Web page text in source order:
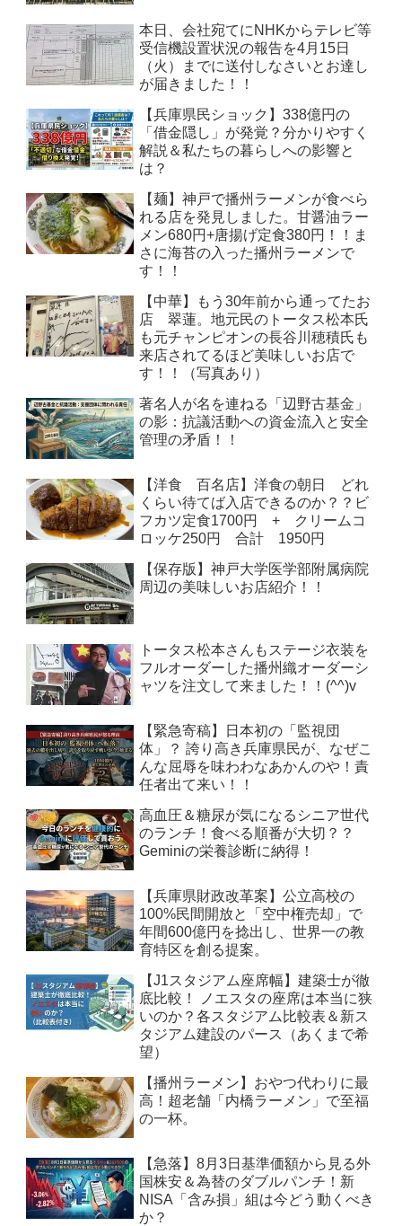
本日、会社宛てにNHKからテレビ等
受信機設置状況の報告を4月15日
（火）までに送付しなさいとお達し
が届きました！！
【兵庫県民ショック】338億円の
「借金隠し」が発覚？分かりやすく
解説＆私たちの暮らしへの影響と
は？
【麺】神戸で播州ラーメンが食べら
れる店を発見しました。甘醤油ラー
メン680円+唐揚げ定食380円！！ま
さに海苔の入った播州ラーメンで
す！！
【中華】もう30年前から通ってたお
店 翠蓮。地元民のトータス松本氏
も元チャンピオンの長谷川穂積氏も
来店されてるほど美味しいお店で
す！！（写真あり）
著名人が名を連ねる「辺野古基金」
の影：抗議活動への資金流入と安全
管理の矛盾！！
【洋食 百名店】洋食の朝日 どれ
くらい待てば入店できるのか？？ビ
フカツ定食1700円 + クリームコ
ロッケ250円 合計 1950円
【保存版】神戸大学医学部附属病院
周辺の美味しいお店紹介！！
トータス松本さんもステージ衣装を
フルオーダーした播州織オーダーシ
ャツを注文して来ました！！(^^)v
【緊急寄稿】日本初の「監視団
体」？ 誇り高き兵庫県民が、なぜこ
んな屈辱を味わわなあかんのや！責
任者出て来い！！
高血圧＆糖尿が気になるシニア世代
のランチ！食べる順番が大切？？
Geminiの栄養診断に納得！
【兵庫県財政改革案】公立高校の
100%民間開放と「空中権売却」で
年間600億円を捻出し、世界一の教
育特区を創る提案。
【J1スタジアム座席幅】建築士が徹
底比較！ ノエスタの座席は本当に狭
いのか？各スタジアム比較表＆新ス
タジアム建設のパース（あくまで希
望）
【播州ラーメン】おやつ代わりに最
高！超老舗「内橋ラーメン」で至福
の一杯。
【急落】8月3日基準価額から見る外
国株安＆為替のダブルパンチ！新
NISA「含み損」組は今どう動くべき
か？